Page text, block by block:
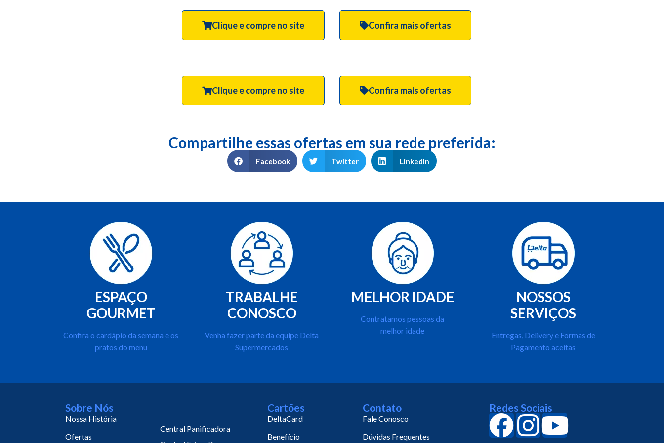
Clique e compre no site Confira mais ofertas
Clique e compre no site Confira mais ofertas
Compartilhe essas ofertas em sua rede preferida:
Facebook Twitter LinkedIn
ESPAÇO
GOURMET
Confira o cardápio da semana e os
pratos do menu
TRABALHE
CONOSCO
Venha fazer parte da equipe Delta
Supermercados
MELHOR IDADE
Contratamos pessoas da
melhor idade
NOSSOS
SERVIÇOS
Entregas, Delivery e Formas de
Pagamento aceitas
Sobre Nós
Nossa História
Ofertas
Central Panificadora
Cartões
DeltaCard
Benefício
Contato
Fale Conosco
Dúvidas Frequentes
Redes Sociais